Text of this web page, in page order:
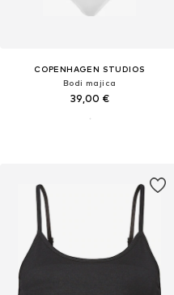
COPENHAGEN STUDIOS
Bodi majica
39,00 €